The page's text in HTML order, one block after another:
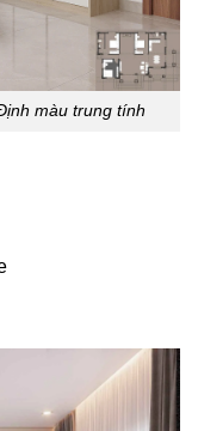
màu trung tính